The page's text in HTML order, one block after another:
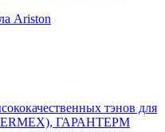
Ariston
тэнов для
ГАРАНТЕРМ